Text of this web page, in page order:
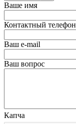
Ваше имя
Контактный телефон
Ваш e-mail
Ваш вопрос
Капча